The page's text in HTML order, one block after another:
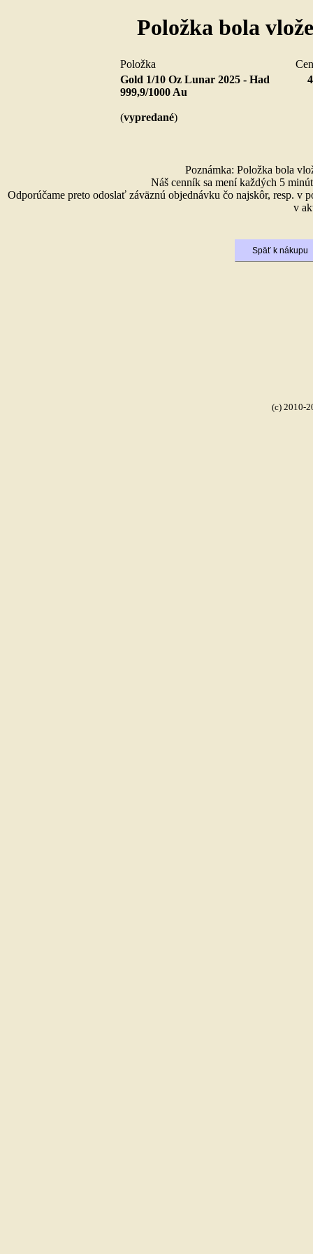
Položka bola
Položka
Gold 1/10 Oz Lunar 2025 - Had
999,9/1000 Au
(vypredané)
Poznámka: Položka bola
Náš cenník sa mení každých 5
Odporúčame preto odoslať záväznú objednávku čo najskôr, resp. v
v
(c) 2010-